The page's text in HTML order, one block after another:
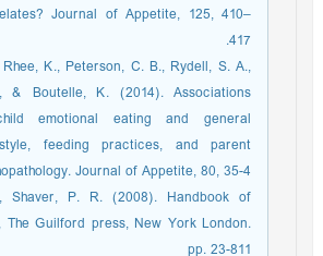
Journal of Appetite, 125, 410–
417.
Rhee, K., Peterson, C. B., Rydell, S. A.,
& Boutelle, K. (2014). Associations
emotional eating and general
feeding practices, and parent
Journal of Appetite, 80, 35-4.
Shaver, P. R. (2008). Handbook of
The Guilford press, New York London.
pp. 23-811